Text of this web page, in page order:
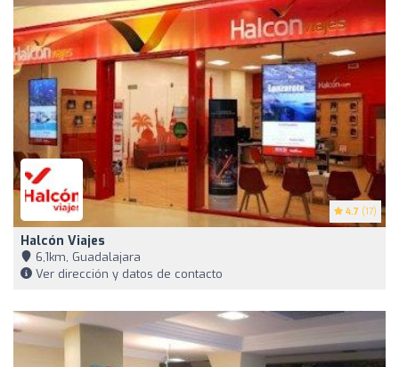
4.7 (17)
Halcón Viajes
6,1km, Guadalajara
Ver dirección y datos de contacto